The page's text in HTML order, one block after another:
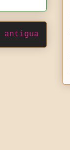
antigua